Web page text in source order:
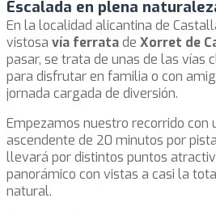
Escalada en plena
En la localidad alicantina de
vistosa vía ferratade Xorret de
pasar, se trata de unas de las vías
para disfrutar en familia o con
jornada cargada de diversión.
Empezamos nuestro recorrido con
ascendente de 20 minutos por
llevará por distintos puntos
panorámico con vistas a casi la
natural.